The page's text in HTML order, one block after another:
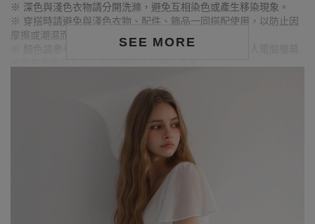
SEE MORE
※ 深色與淺色衣物請分開洗滌，避免互相染色或產生移染現象。
※ 穿搭時請避免與淺色衣物、配件、飾品一同搭配使用，以防止因
摩擦或潮濕而導致染色。
※ 顏色請參考單品圖片較為接近，但因圖檔顏色會因個人電腦螢幕
身高173cm／胸圍Bust：84cm
腰圍Waist：59cm／臀圍hips：91cm
試穿報告：模特兒穿著S號
身高177cm／胸圍Bust：83cm
腰圍Waist：60cm／臀圍hips：89cm